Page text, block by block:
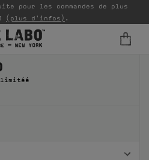
pour les commandes de plus
(plus d'infos) .